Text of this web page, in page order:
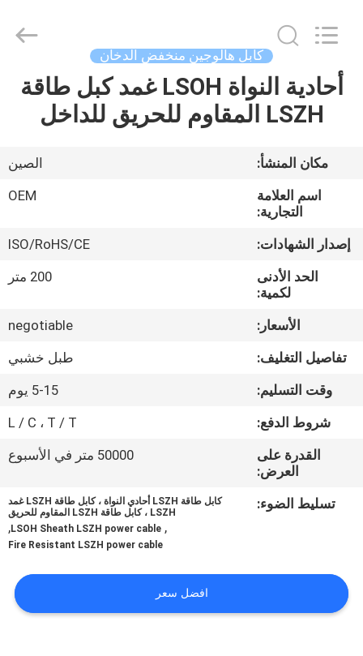
الصفحة
الرئيسية
منتجات
معلومات
عنا
المعمل
مراقبة
الجودة
اقتباس
Management
Services
Rights
Reserved.
كابل هالوجين منخفض الدخان
أحادية النواة LSOH غمد كبل طاقة
LSZH المقاوم للحريق للداخل
مكان المنشأ:
الصين
اسم العلامة
التجارية:
OEM
إصدار الشهادات:
ISO/RoHS/CE
الحد الأدنى
لكمية:
200 متر
الأسعار:
negotiable
تفاصيل التغليف:
طبل خشبي
وقت التسليم:
5-15 يوم
شروط الدفع:
L / C ، T / T
القدرة على
العرض:
50000 متر في الأسبوع
تسليط الضوء:
كابل طاقة LSZH أحادي النواة ، كابل طاقة LSZH غمد
LSZH ، كابل طاقة LSZH المقاوم للحريق
,
LSOH Sheath LSZH power cable
,
Fire Resistant LSZH power cable
افضل سعر